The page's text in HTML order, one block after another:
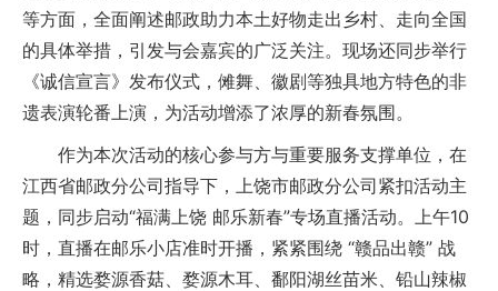
等方面，全面阐述邮政助力本土好物走出乡村、走向全国
的具体举措，引发与会嘉宾的广泛关注。现场还同步举行
《诚信宣言》发布仪式，傩舞、徽剧等独具地方特色的非
遗表演轮番上演，为活动增添了浓厚的新春氛围。
作为本次活动的核心参与方与重要服务支撑单位，在
江西省邮政分公司指导下，上饶市邮政分公司紧扣活动主
题，同步启动“福满上饶 邮乐新春”专场直播活动。上午10
时，直播在邮乐小店准时开播，紧紧围绕 “赣品出赣” 战
略，精选婺源香菇、婺源木耳、鄱阳湖丝苗米、铅山辣椒